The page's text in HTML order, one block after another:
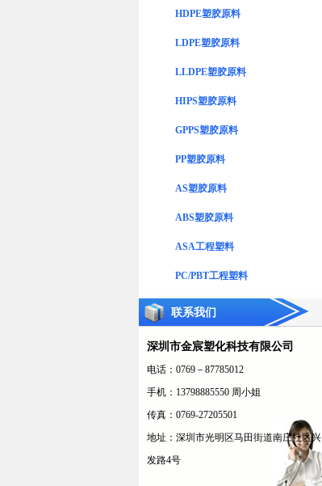
HDPE塑胶原料
LDPE塑胶原料
LLDPE塑胶原料
HIPS塑胶原料
GPPS塑胶原料
PP塑胶原料
AS塑胶原料
ABS塑胶原料
ASA工程塑料
PC/PBT工程塑料
联系我们
深圳市金宸塑化科技有限公司
电话：0769－87785012
手机：13798885550 周小姐
传真：0769-27205501
地址：深圳市光明区马田街道南庄社区兴
发路4号